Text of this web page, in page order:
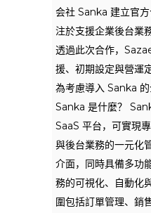
会社 Sanka 建立官
注於支援企業後台業
透過此次合作，
援、初期設定與營運
為考慮導入 Sanka 的
Sanka 是什麼？
SaaS 平台，可實現
與後台業務的一元化
介面，同時具備多功
務的可視化、自動化
圍包括訂單管理、銷